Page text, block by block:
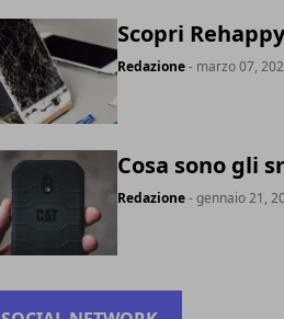
Scopri
Redazione- marzo 07,
Cosa sono gli
Redazione- gennaio 21,